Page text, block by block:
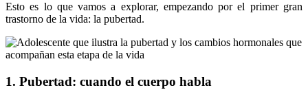
Esto es lo que vamos a explorar, empezando por el primer gran
trastorno de la vida: la pubertad.
1. Pubertad: cuando el cuerpo habla